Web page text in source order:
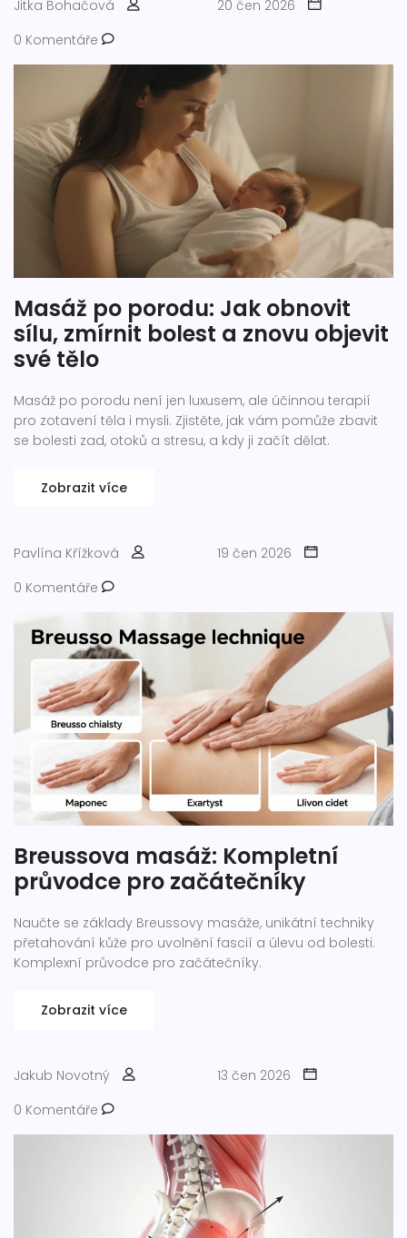
Jitka Bohačová
20 čen 2026
0 Komentáře
Masáž po porodu: Jak obnovit
sílu, zmírnit bolest a znovu objevit
své tělo
Masáž po porodu není jen luxusem, ale účinnou terapií
pro zotavení těla i mysli. Zjistěte, jak vám pomůže zbavit
se bolesti zad, otoků a stresu, a kdy ji začít dělat.
Zobrazit více
Pavlína Křížková
19 čen 2026
0 Komentáře
Breussova masáž: Kompletní
průvodce pro začátečníky
Naučte se základy Breussovy masáže, unikátní techniky
přetahování kůže pro uvolnění fascií a úlevu od bolesti.
Komplexní průvodce pro začátečníky.
Zobrazit více
Jakub Novotný
13 čen 2026
0 Komentáře